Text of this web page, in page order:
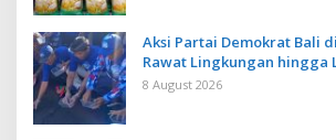
Aksi Partai Demokrat Bali
Rawat Lingkungan hingga
Tukik Bedawang Nala
8 August 2026